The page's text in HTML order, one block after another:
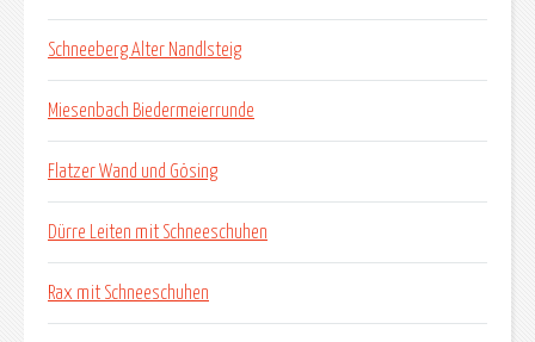
Schneeberg Alter Nandlsteig
Miesenbach Biedermeierrunde
Flatzer Wand und Gösing
Dürre Leiten mit Schneeschuhen
Rax mit Schneeschuhen